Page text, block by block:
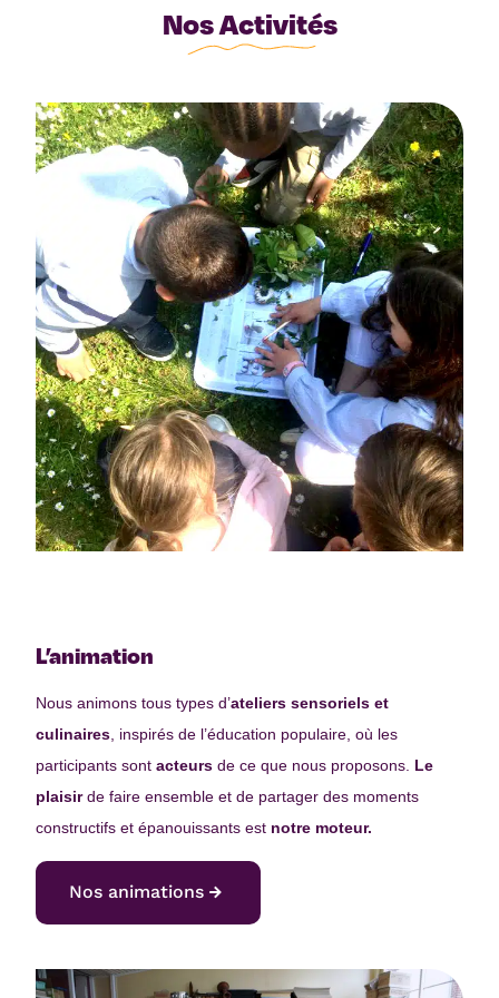
Nos Activités
L’animation
Nous animons tous types d’ateliers sensoriels et
culinaires , inspirés de l’éducation populaire, où les
participants sont acteurs de ce que nous proposons. Le
plaisirde faire ensemble et de partager des moments
constructifs et épanouissants est notre moteur.
Nos animations